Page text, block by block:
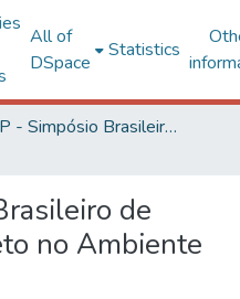
All of
DSpace
Statistics
SBQP - Simpósio Brasileiro de Qualidade do Projeto no Ambiente Construído
de
no Ambiente